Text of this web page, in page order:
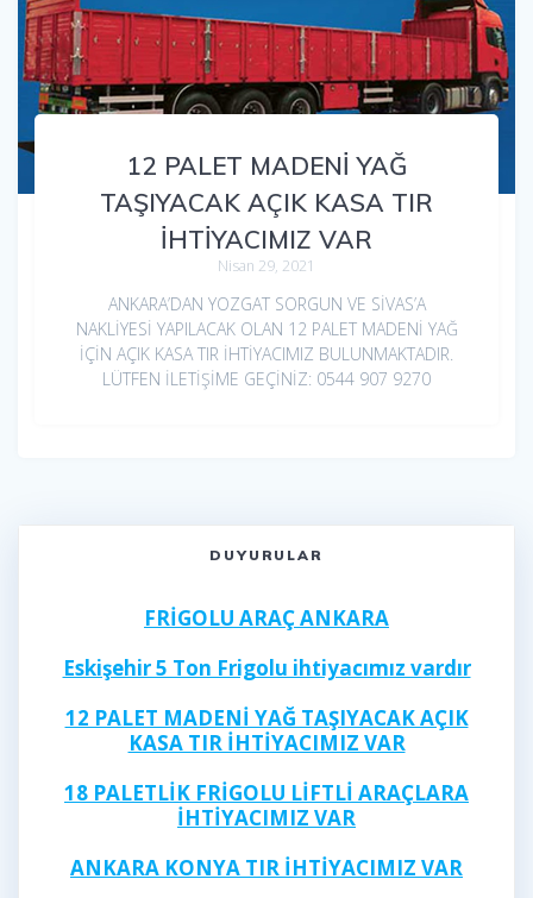
12 PALET MADENİ YAĞ
TAŞIYACAK AÇIK KASA TIR
İHTİYACIMIZ VAR
Nisan 29, 2021
ANKARA’DAN YOZGAT SORGUN VE SİVAS’A
NAKLİYESİ YAPILACAK OLAN 12 PALET MADENİ YAĞ
İÇİN AÇIK KASA TIR İHTİYACIMIZ BULUNMAKTADIR.
LÜTFEN İLETİŞİME GEÇİNİZ: 0544 907 9270
DUYURULAR
FRİGOLU ARAÇ ANKARA
Eskişehir 5 Ton Frigolu ihtiyacımız vardır
12 PALET MADENİ YAĞ TAŞIYACAK AÇIK
KASA TIR İHTİYACIMIZ VAR
18 PALETLİK FRİGOLU LİFTLİ ARAÇLARA
İHTİYACIMIZ VAR
ANKARA KONYA TIR İHTİYACIMIZ VAR